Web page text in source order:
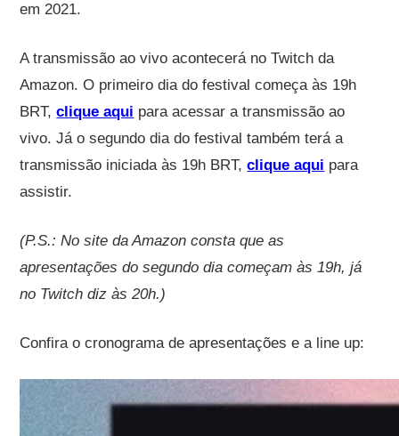
em 2021.
A transmissão ao vivo acontecerá no Twitch da
Amazon. O primeiro dia do festival começa às 19h
BRT,clique aqui para acessar a transmissão ao
vivo. Já o segundo dia do festival também terá a
transmissão iniciada às 19h BRT,clique aqui para
assistir.
(P.S.: No site da Amazon consta que as
apresentações do segundo dia começam às 19h, já
no Twitch diz às 20h.)
Confira o cronograma de apresentações e a line up: